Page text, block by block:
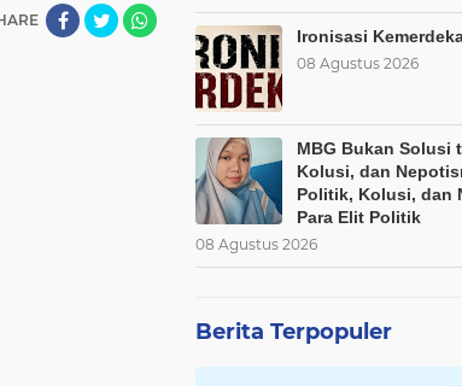
Ironisasi
08 Agustus 2026
MBG Bukan Solusi
Kolusi, dan
Politik, Kolusi, dan
Para Elit Politik
08 Agustus 2026
Berita Terpopuler